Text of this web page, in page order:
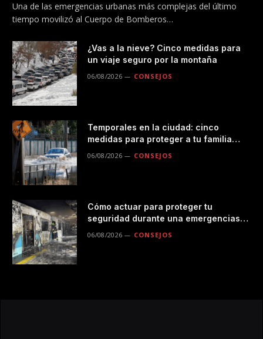
Una de las emergencias urbanas más complejas del último
tiempo movilizó al Cuerpo de Bomberos…
¿Vas a la nieve? Cinco medidas para
un viaje seguro por la montaña
06/08/2026 CONSEJOS
Temporales en la ciudad: cinco
medidas para proteger a tu familia
06/08/2026 CONSEJOS
Cómo actuar para proteger tu
seguridad durante una emergencias
06/08/2026 CONSEJOS